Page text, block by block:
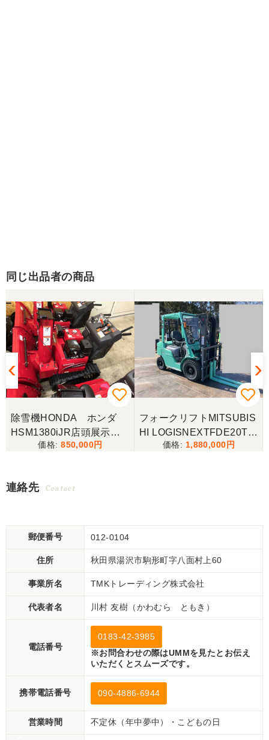
同じ出品者の商品
除雪機HONDA ホンダ
HSM1380iJR店頭展示
機！ローリング付き！ほぼ
850,000
フォークリフトMITSUBIS
HI LOGISNEXTFDE20T三
菱 2トン フォークリフト
1,880,000
連絡先 Contact
郵便番号 012-0104
住所 秋田県湯沢市駒形町字八面村上60
事業所名 TMKトレーディング株式会社
代表者名 川村 友樹（かわむら ともき）
電話番号
0183-42-3985
※お問合わせの際はUMMを見たとお伝え
いただくとスムーズです。
携帯電話番号 090-4886-6944
営業時間 不定休（年中夢中）・こどもの日